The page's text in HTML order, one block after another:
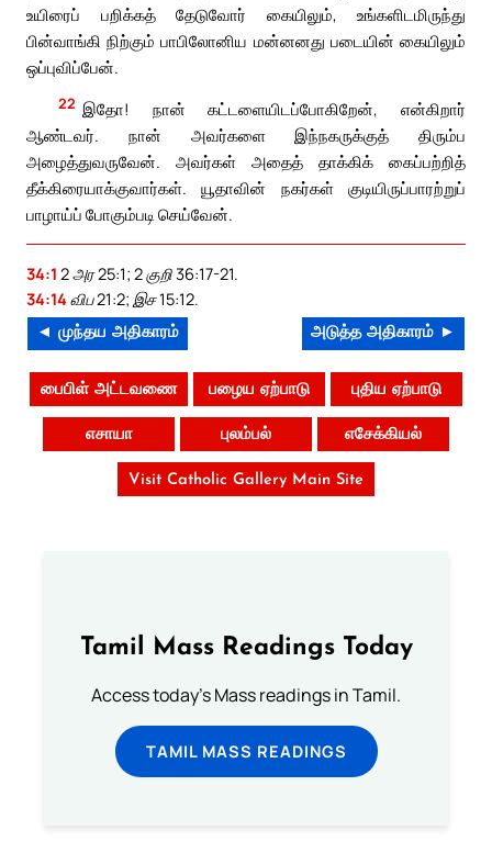
உயிரைப் பறிக்கத் தேடுவோர் கையிலும், உங்களிடமிருந்து
பின்வாங்கி நிற்கும் பாபிலோனிய மன்னனது படையின் கையிலும்
ஒப்புவிப்பேன்.
22 இதோ! நான் கட்டளையிடப்போகிறேன், என்கிறார்
ஆண்டவர். நான் அவர்களை இந்நகருக்குத் திரும்ப
அழைத்துவருவேன். அவர்கள் அதைத் தாக்கிக் கைப்பற்றித்
தீக்கிரையாக்குவார்கள். யூதாவின் நகர்கள் குடியிருப்பாரற்றுப்
பாழாய்ப் போகும்படி செய்வேன்.
34:1 2 அர 25:1; 2 குறி 36:17-21.
34:14விப 21:2; இச 15:12.
◄ முந்தய அதிகாரம் அடுத்த அதிகாரம் ►
பைபிள் அட்டவணை பழைய ஏற்பாடு புதிய ஏற்பாடு
எசாயா புலம்பல் எசேக்கியல்
Visit Catholic Gallery Main Site
Tamil Mass Readings Today
Access today's Mass readings in Tamil.
TAMIL MASS READINGS